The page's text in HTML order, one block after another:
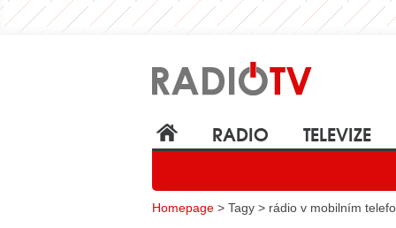
RADIO TELEVIZE
Homepage > Tagy > rádio v mobilním